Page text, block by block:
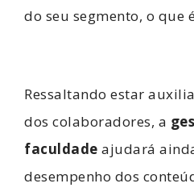
do seu segmento, o que
Ressaltando estar
dos colaboradores, a
faculdade ajudará
desempenho dos